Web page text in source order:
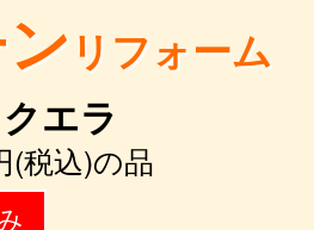
リフォーム
エラ
(税込)の品